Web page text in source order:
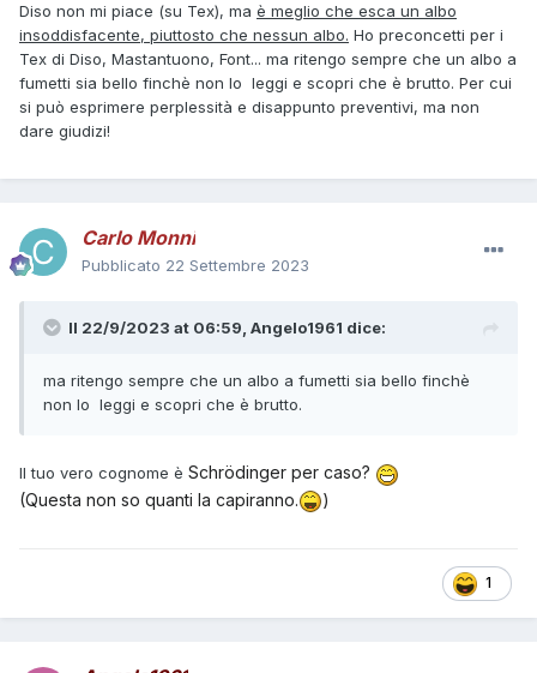
Diso non mi piace (su Tex), ma è meglio che esca un albo
insoddisfacente, piuttosto che nessun albo. Ho preconcetti per i
Tex di Diso, Mastantuono, Font... ma ritengo sempre che un albo a
fumetti sia bello finchè non lo leggi e scopri che è brutto. Per cui
si può esprimere perplessità e disappunto preventivi, ma non
dare giudizi!
Carlo Monni
Pubblicato 22 Settembre 2023
Il 22/9/2023 at 06:59, Angelo1961 dice:
ma ritengo sempre che un albo a fumetti sia bello finchè
non lo leggi e scopri che è brutto.
Il tuo vero cognome è Schrödinger per caso?
(Questa non so quanti la capiranno.
)
1